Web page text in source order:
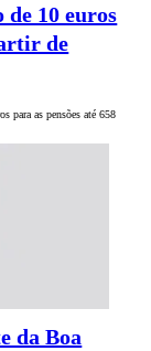
10 euros
de
para as pensões até 658
da Boa